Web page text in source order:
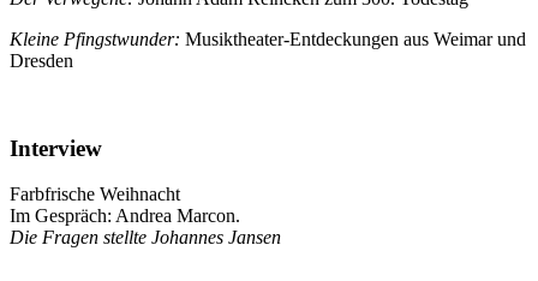
Kleine Pfingstwunder: Musiktheater-Entdeckungen aus Weimar und
Dresden
Interview
Farbfrische Weihnacht
Im Gespräch: Andrea Marcon.
Die Fragen stellte Johannes Jansen